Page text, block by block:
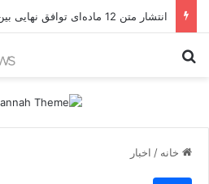
انتشار متن 12 ماده‌ای توافق نهایی بین ترکیه و پ.ک.ک
خانه / اخبار